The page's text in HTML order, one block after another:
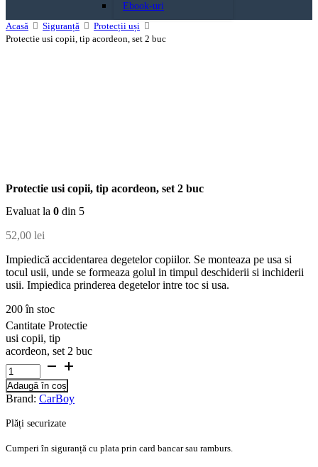
Ebook-uri
Acasă
Siguranță
Protecții uși
Protectie usi copii, tip acordeon, set 2 buc
Protectie usi copii, tip acordeon, set 2 buc
Evaluat la 0 din 5
52,00 lei
Impiedică accidentarea degetelor copiilor. Se monteaza pe usa si
tocul usii, unde se formeaza golul in timpul deschiderii si inchiderii
usii. Impiedica prinderea degetelor intre toc si usa.
200 în stoc
Cantitate Protectie
usi copii, tip
acordeon, set 2 buc
Adaugă în coș
Brand: CarBoy
Plăți securizate
Cumperi în siguranță cu plata prin card bancar sau ramburs.